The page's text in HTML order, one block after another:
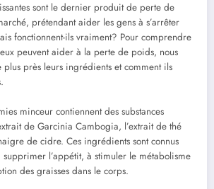
sont le dernier produit de perte de
prétendant aider les gens à s’arrêter
fonctionnent-ils vraiment? Pour comprendre
peuvent aider à la perte de poids, nous
près leurs ingrédients et comment ils
minceur contiennent des substances
de Garcinia Cambogia, l’extrait de thé
de cidre. Ces ingrédients sont connus
l’appétit, à stimuler le métabolisme
des graisses dans le corps.